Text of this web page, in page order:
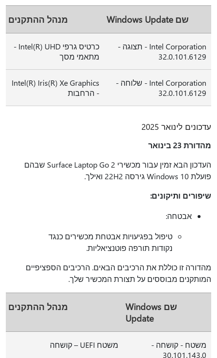
שם Windows Update מנהל ההתקנים
Intel Corporation - תצוגה -
32.0.101.6129
כרטיס גרפי Intel(R) UHD -
מתאמי מסך
Intel Corporation - שלוחה -
32.0.101.6129
Intel(R) Iris(R) Xe Graphics
- הרחבות
עדכונים לינואר 2025
מהדורת 23 בינואר
העדכון הבא זמין עבור מכשירי Surface Laptop Go 2 שבהם
פועלת Windows 10 גירסה 22H2 ואילך.
שיפורים ותיקונים:
אבטחה:
טיפול בפגיעויות אבטחת מכשירים כנגד
נקודות תורפה פוטנציאליות.
מהדורה זו כוללת את הרכיבים הבאים. הרכיבים הספציפיים
המותקנים מבוססים על תצורת המכשיר שלך.
שם Windows
Update
מנהל ההתקנים
משטח - קושחה -
30.101.143.0
משטח UEFI – קושחה